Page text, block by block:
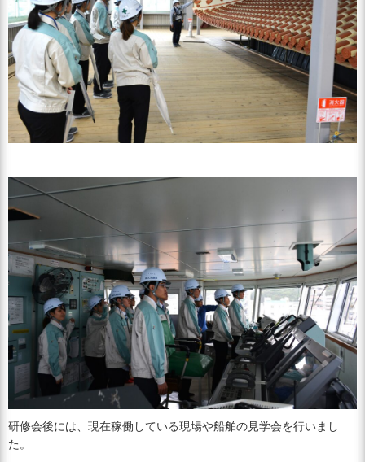
研修会後には、現在稼働している現場や船舶の見学会を行いまし
た。